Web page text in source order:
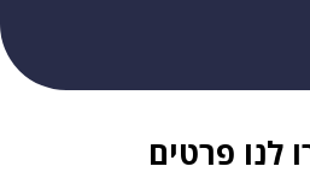
לנו פרטים